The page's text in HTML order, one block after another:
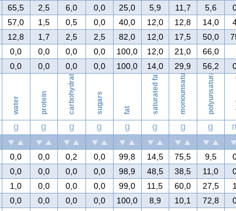
65,5 2,5 6,0 0,0 25,0 5,9 11,7 5,6
57,0 1,5 0,5 0,0 40,0 12,0 12,8 14,0
12,8 1,7 2,5 2,5 82,0 12,0 17,5 50,0
0,0 0,0 0,0 0,0 100,0 12,0 21,0 66,0
0,0 0,0 0,0 0,0 100,0 14,0 29,9 56,2
water protein carbohydrates sugars fat saturated fat monounsaturated fat polyunsaturated fat
g g g g g g g g
0,0 0,0 0,2 0,0 99,8 14,5 75,5 9,5
0,0 0,0 0,0 0,0 98,9 48,5 38,5 11,0
1,0 0,0 0,0 0,0 99,0 11,5 60,0 27,5
0,0 0,0 0,0 0,0 100,0 8,9 10,1 72,8